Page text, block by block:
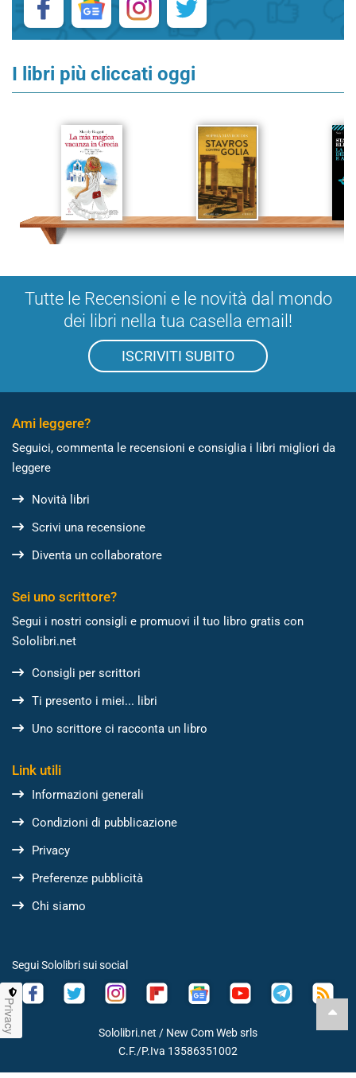
I libri più cliccati oggi
Tutte le Recensioni e le novità dal mondo
dei libri nella tua casella email!
ISCRIVITI SUBITO
Ami leggere?
Seguici, commenta le recensioni e consiglia i libri migliori da
leggere
Novità libri
Scrivi una recensione
Diventa un collaboratore
Sei uno scrittore?
Segui i nostri consigli e promuovi il tuo libro gratis con
Sololibri.net
Consigli per scrittori
Ti presento i miei... libri
Uno scrittore ci racconta un libro
Link utili
Informazioni generali
Condizioni di pubblicazione
Privacy
Preferenze pubblicità
Chi siamo
Segui Sololibri sui social
Sololibri.net / New Com Web srls
C.F./P.Iva 13586351002
Privacy